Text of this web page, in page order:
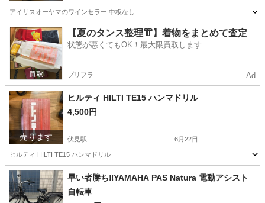
アイリスオーヤマのワインセラー 中板なし
京都 京都市 伏見駅 キッチン家電 アイリスオーヤマ
【夏のタンス整理👘】着物をまとめて査定
状態が悪くてもOK！最大限買取します
プリフラ Ad
売ります
ヒルティ HILTI TE15 ハンマドリル
4,500円
伏見駅 6月22日
ヒルティ HILTI TE15 ハンマドリル
京都 京都市 伏見駅
早い者勝ち‼️YAMAHA PAS Natura 電動アシスト
自転車